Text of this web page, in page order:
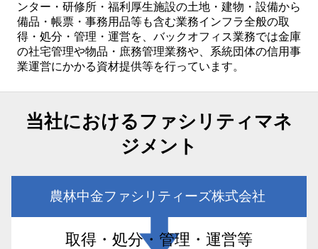
ンター・研修所・福利厚生施設の土地・建物・設備から
備品・帳票・事務用品等も含む業務インフラ全般の取
得・処分・管理・運営を、バックオフィス業務では金庫
の社宅管理や物品・庶務管理業務や、系統団体の信用事
業運営にかかる資材提供等を行っています。
当社におけるファシリティマネ
ジメント
農林中金ファシリティーズ株式会社
取得・処分・管理・運営等